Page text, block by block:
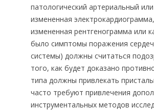
патологический артериальный
измененная
измененная рентгенограмма или
было симптомы поражения
системы) должны считаться
того, как будет доказано
типа должны привлекать
часто требуют привлечения
инструментальных методов